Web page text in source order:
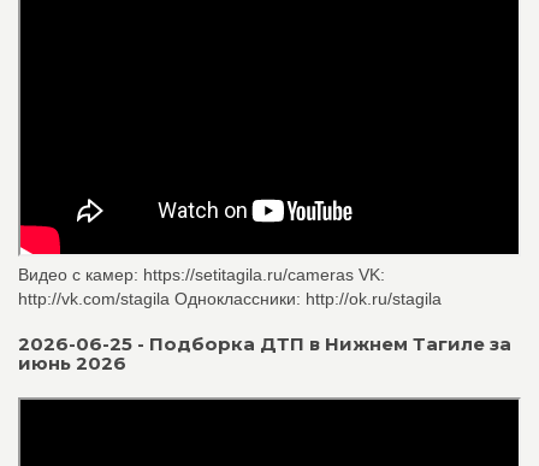
Видео с камер: https://setitagila.ru/cameras VK:
http://vk.com/stagila Одноклассники: http://ok.ru/stagila
2026-06-25 - Подборка ДТП в Нижнем Тагиле за
июнь 2026